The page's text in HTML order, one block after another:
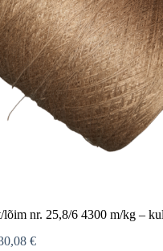
nr. 25,8/6 4300 m/kg –
€Price